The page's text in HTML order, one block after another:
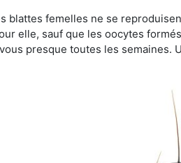
blattes femelles ne se
elle, sauf que les oocytes
presque toutes les semaines.